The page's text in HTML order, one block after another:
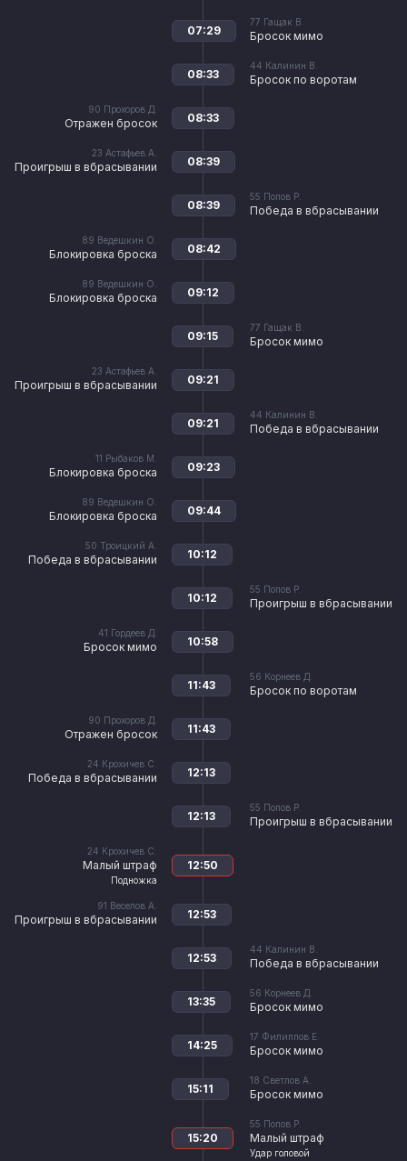
77 Гащак В.
Бросок мимо
07:29
44 Калинин В.
Бросок по воротам
08:33
90 Прохоров Д.
Отражен бросок 08:33
23 Астафьев А.
Проигрыш в вбрасывании 08:39
55 Попов Р.
Победа в вбрасывании
08:39
89 Ведешкин О.
Блокировка броска 08:42
89 Ведешкин О.
Блокировка броска 09:12
77 Гащак В.
Бросок мимо
09:15
23 Астафьев А.
Проигрыш в вбрасывании 09:21
44 Калинин В.
Победа в вбрасывании
09:21
11 Рыбаков М.
Блокировка броска 09:23
89 Ведешкин О.
Блокировка броска 09:44
50 Троицкий А.
Победа в вбрасывании 10:12
55 Попов Р.
Проигрыш в вбрасывании
10:12
41 Гордеев Д.
Бросок мимо 10:58
56 Корнеев Д.
Бросок по воротам
11:43
90 Прохоров Д.
Отражен бросок 11:43
24 Крохичев С.
Победа в вбрасывании 12:13
55 Попов Р.
Проигрыш в вбрасывании
12:13
24 Крохичев С.
Малый штраф
Подножка
12:50
91 Веселов А.
Проигрыш в вбрасывании 12:53
44 Калинин В.
Победа в вбрасывании
12:53
56 Корнеев Д.
Бросок мимо
13:35
17 Филиппов Е.
Бросок мимо
14:25
18 Светлов А.
Бросок мимо
15:11
55 Попов Р.
Малый штраф
Удар головой
15:20